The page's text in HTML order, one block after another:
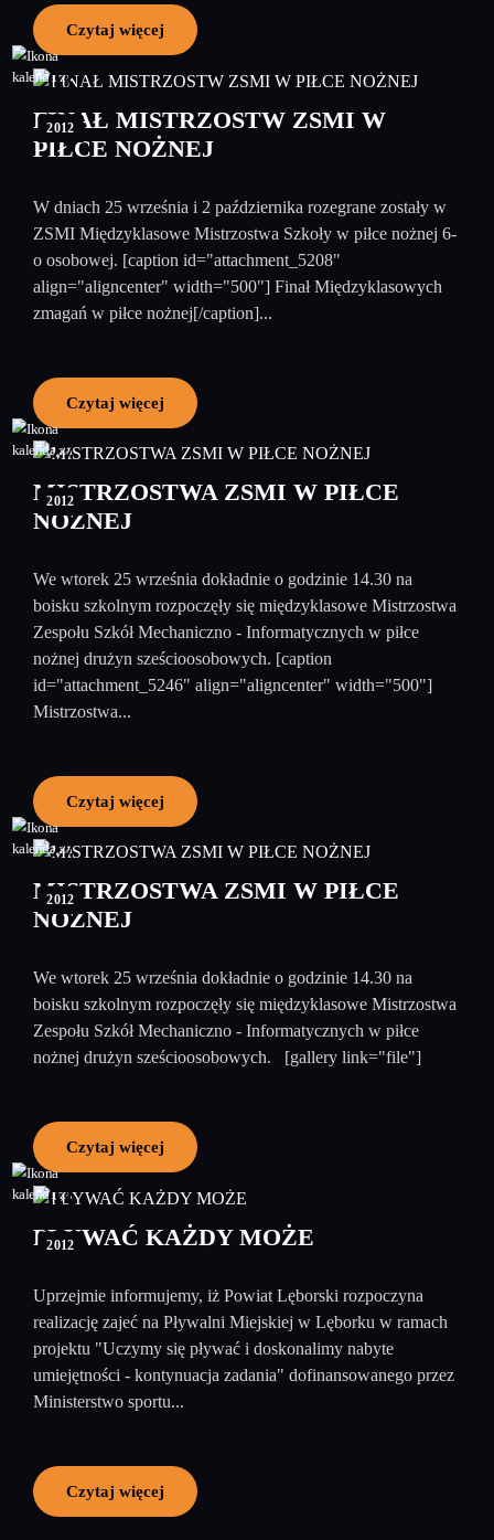
Czytaj więcej
03
2012
FINAŁ MISTRZOSTW ZSMI W
PIŁCE NOŻNEJ
W dniach 25 września i 2 października rozegrane zostały w
ZSMI Międzyklasowe Mistrzostwa Szkoły w piłce nożnej 6-
o osobowej. [caption id="attachment_5208"
align="aligncenter" width="500"] Finał Międzyklasowych
zmagań w piłce nożnej[/caption]...
Czytaj więcej
27
2012
MISTRZOSTWA ZSMI W PIŁCE
NOŻNEJ
We wtorek 25 września dokładnie o godzinie 14.30 na
boisku szkolnym rozpoczęły się międzyklasowe Mistrzostwa
Zespołu Szkół Mechaniczno - Informatycznych w piłce
nożnej drużyn sześcioosobowych. [caption
id="attachment_5246" align="aligncenter" width="500"]
Mistrzostwa...
Czytaj więcej
27
2012
MISTRZOSTWA ZSMI W PIŁCE
NOŻNEJ
We wtorek 25 września dokładnie o godzinie 14.30 na
boisku szkolnym rozpoczęły się międzyklasowe Mistrzostwa
Zespołu Szkół Mechaniczno - Informatycznych w piłce
nożnej drużyn sześcioosobowych. [gallery link="file"]
Czytaj więcej
03
2012
PŁYWAĆ KAŻDY MOŻE
Uprzejmie informujemy, iż Powiat Lęborski rozpoczyna
realizację zajeć na Pływalni Miejskiej w Lęborku w ramach
projektu "Uczymy się pływać i doskonalimy nabyte
umiejętności - kontynuacja zadania" dofinansowanego przez
Ministerstwo sportu...
Czytaj więcej